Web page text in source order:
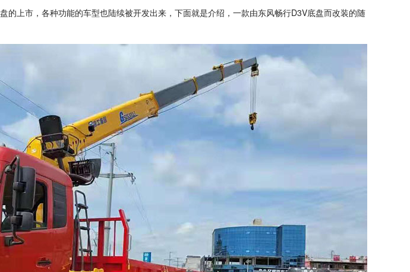
的上市，各种功能的车型也陆续被开发出来，下面就是介绍，一款由东风畅行D3V底盘而改装的随